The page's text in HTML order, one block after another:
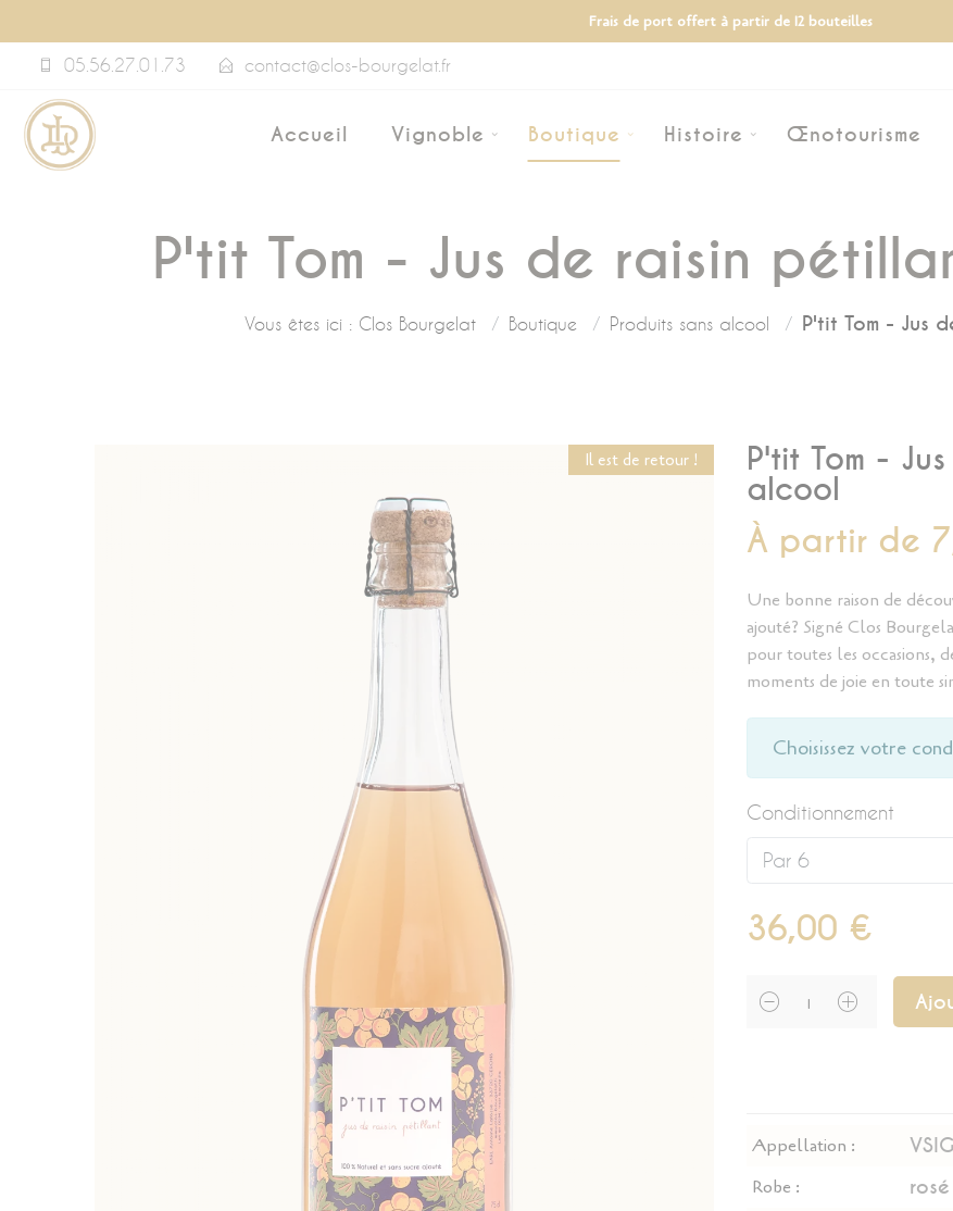
Frais de port offert à partir de 12 bouteilles
05.56.27.01.73 contact@clos-bourgelat.fr
Accueil Vignoble Boutique Histoire Œnotourisme
P'tit Tom - Jus de raisin
Vous êtes ici : Clos Bourgelat Boutique Produits sans alcool P'tit Tom - Jus
Il est de retour ! P'tit Tom -
alcool
À partir de
Une bonne raison de
ajouté? Signé Clos
pour toutes les occasions,
moments de joie en toute
Choisissez votre
Conditionnement
36,00 €
Appellation : VSIG
Robe : rosé